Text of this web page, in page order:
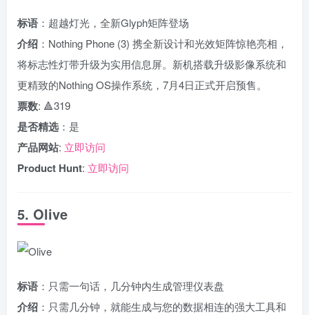
标语 ：超越灯光，全新Glyph矩阵登场
介绍 ：Nothing Phone (3) 携全新设计和光效矩阵惊艳亮相，
将标志性灯带升级为实用信息屏。新机搭载升级影像系统和
更精致的Nothing OS操作系统，7月4日正式开启预售。
票数: 🔺319
是否精选 ：是
产品网站: 立即访问
Product Hunt: 立即访问
5. Olive
标语 ：只需一句话，几分钟内生成管理仪表盘
介绍 ：只需几分钟，就能生成与您的数据相连的强大工具和